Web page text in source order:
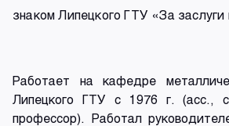
знаком Липецкого ГТУ «За
Работает на кафедре
Липецкого ГТУ с 1976 г. (асс.,
профессор). Работал